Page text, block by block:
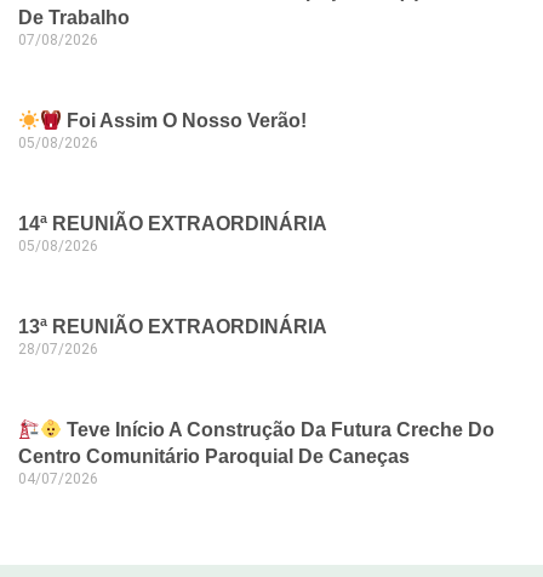
De Trabalho
07/08/2026
Foi Assim O Nosso Verão!
05/08/2026
14ª REUNIÃO EXTRAORDINÁRIA
05/08/2026
13ª REUNIÃO EXTRAORDINÁRIA
28/07/2026
Teve Início A Construção Da Futura Creche Do
Centro Comunitário Paroquial De Caneças
04/07/2026